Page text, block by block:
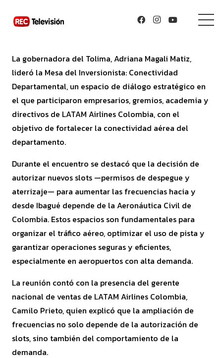
La gobernadora del Tolima, Adriana Magali Matiz,
lideró la Mesa del Inversionista: Conectividad
Departamental, un espacio de diálogo estratégico en
el que participaron empresarios, gremios, academia y
directivos de LATAM Airlines Colombia, con el
objetivo de fortalecer la conectividad aérea del
departamento.
Durante el encuentro se destacó que la decisión de
autorizar nuevos slots —permisos de despegue y
aterrizaje— para aumentar las frecuencias hacia y
desde Ibagué depende de la Aeronáutica Civil de
Colombia. Estos espacios son fundamentales para
organizar el tráfico aéreo, optimizar el uso de pista y
garantizar operaciones seguras y eficientes,
especialmente en aeropuertos con alta demanda.
La reunión contó con la presencia del gerente
nacional de ventas de LATAM Airlines Colombia,
Camilo Prieto, quien explicó que la ampliación de
frecuencias no solo depende de la autorización de
slots, sino también del comportamiento de la
demanda.